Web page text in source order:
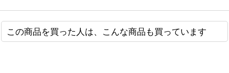
この商品を買った人は、こんな商品も買っています